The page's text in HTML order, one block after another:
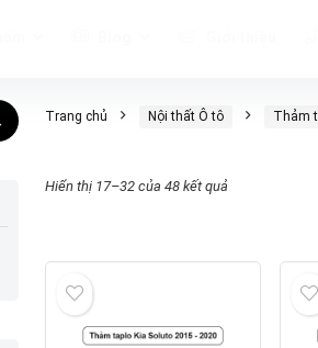
Trang chủ Nội thất Ô tô Thảm
Hiển thị 17–32 của 48 kết quả